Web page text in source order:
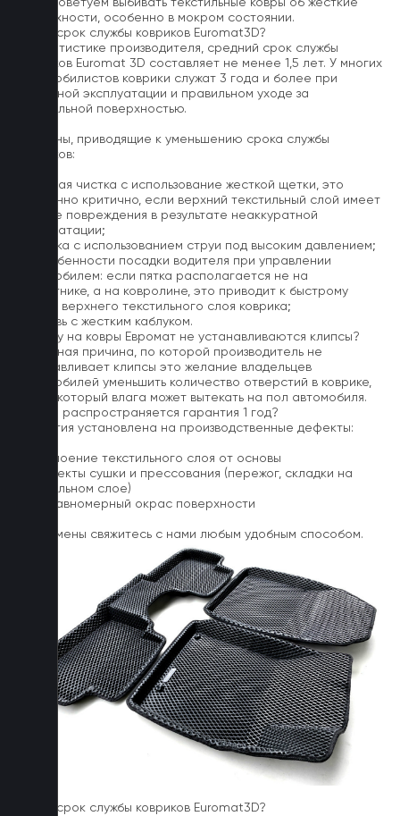
5. Не советуем выбивать текстильные ковры об жесткие
поверхности, особенно в мокром состоянии.
Какой срок службы ковриков Euromat3D?
По статистике производителя, средний срок службы
ковриков Euromat 3D составляет не менее 1,5 лет. У многих
автомобилистов коврики служат 3 года и более при
бережной эксплуатации и правильном уходе за
текстильной поверхностью.
Причины, приводящие к уменьшению срока службы
ковриков:
1. Частая чистка с использование жесткой щетки, это
особенно критично, если верхний текстильный слой имеет
мелкие повреждения в результате неаккуратной
эксплуатации;
2. Мойка с использованием струи под высоким давлением;
3. Особенности посадки водителя при управлении
автомобилем: если пятка располагается не на
подпятнике, а на ковролине, это приводит к быстрому
износу верхнего текстильного слоя коврика;
4. Обувь с жестким каблуком.
Почему на ковры Евромат не устанавливаются клипсы?
Основная причина, по которой производитель не
устанавливает клипсы это желание владельцев
автомобилей уменьшить количество отверстий в коврике,
через который влага может вытекать на пол автомобиля.
На что распространяется гарантия 1 год?
Гарантия установлена на производственные дефекты:
1. Отслоение текстильного слоя от основы
2. Дефекты сушки и прессования (пережог, складки на
текстильном слое)
3. Неравномерный окрас поверхности
Для замены свяжитесь с нами любым удобным способом.
Какой срок службы ковриков Euromat3D?